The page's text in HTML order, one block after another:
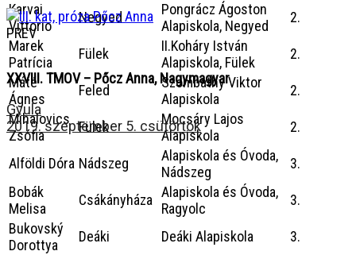
Karvai
Vittorio
Negyed
Pongrácz Ágoston
Alapiskola, Negyed
2.
Marek
Patrícia
Fülek
II.Koháry István
Alapiskola, Fülek
2.
Máté
Ágnes
Feled
Szombathy Viktor
Alapiskola
2.
Mihalovics
Zsófia
Fülek
Mocsáry Lajos
Alapiskola
2.
Alföldi Dóra Nádszeg
Alapiskola és Óvoda,
Nádszeg
3.
Bobák
Melisa
Csákányháza Alapiskola és Óvoda,
Ragyolc
3.
Bukovský
Dorottya
Deáki Deáki Alapiskola 3.
PREV
XXVIII. TMOV – Pőcz Anna, Nagymagyar
Gyula
2019. szeptember 5. csütörtök